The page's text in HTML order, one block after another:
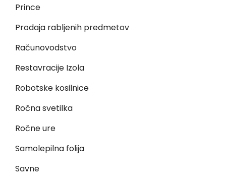
Prince
Prodaja rabljenih predmetov
Računovodstvo
Restavracije Izola
Robotske kosilnice
Ročna svetilka
Ročne ure
Samolepilna folija
Savne